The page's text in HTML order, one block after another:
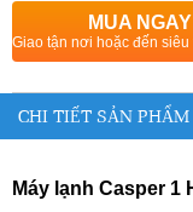
100.000₫)
MUA NGAY
CHI TIẾT SẢN PHẨM
Máy lạnh Casper 1